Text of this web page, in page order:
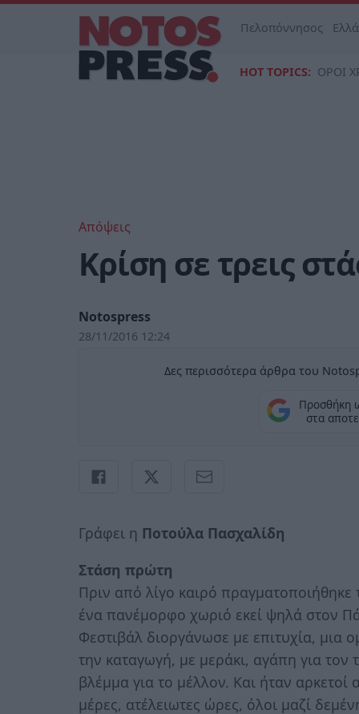
Πελοπόννησος
HOT TOPICS: ΟΡΟΙ
Απόψεις
Κρίση σε τρεις
Notospress
28/11/2016 12:24
Δες περισσότερα άρθρα του
Προσθήκη
στα
Γράφει η Ποτούλα Πασχαλίδη
Στάση πρώτη
Πριν από λίγο καιρό
ένα πανέμορφο χωριό εκεί ψηλά στον
Φεστιβάλ διοργάνωσε με επιτυχία,
την καταγωγή, με μεράκι, αγάπη για τον
βλέμμα για το μέλλον. Και ήταν
μέρες, ατέλειωτες ώρες, όλοι μαζί